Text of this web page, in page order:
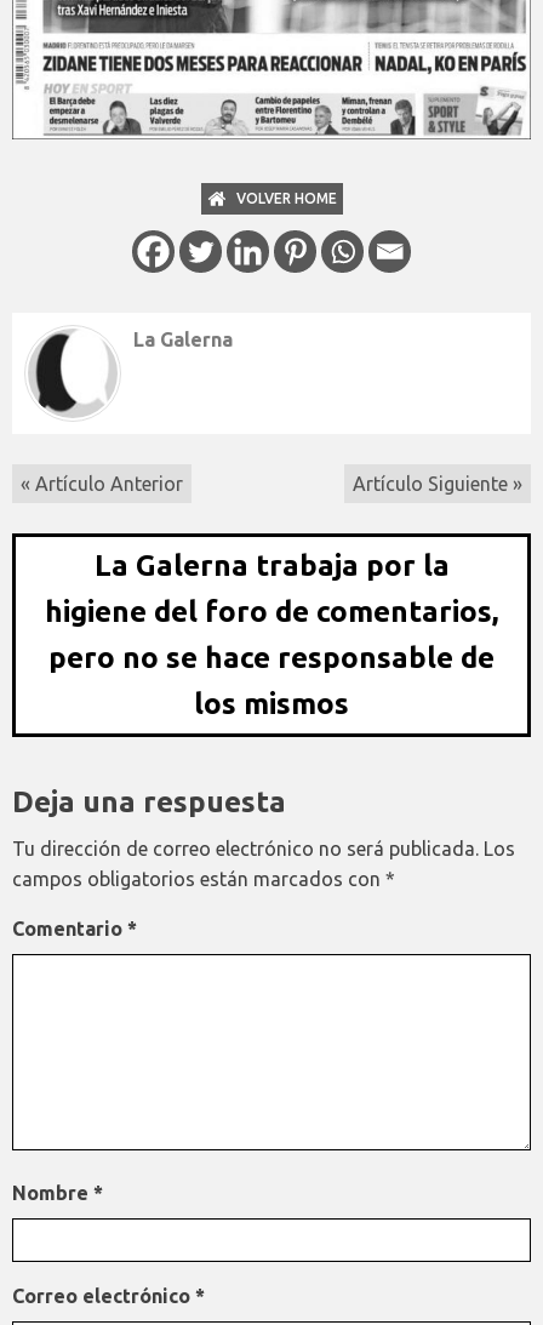
VOLVER HOME
La Galerna
« Artículo Anterior Artículo Siguiente »
La Galerna trabaja por la
higiene del foro de comentarios,
pero no se hace responsable de
los mismos
Deja una respuesta
Tu dirección de correo electrónico no será publicada. Los
campos obligatorios están marcados con *
Comentario *
Nombre *
Correo electrónico *